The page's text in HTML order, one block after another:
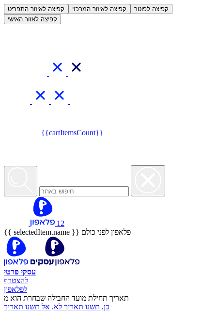
קפיצה לאיזור התפריט קפיצה לאיזור המרכזי
קפיצה לפוטר
קפיצה לאזור האישי
{{cartItemsCount}}
12
{{ selectedItem.name }} פלאפון לפני כולם
עסקי פרטי
להצטרף
לפלאפון
תאריך תחילת מועד החבילה שבחרת הוא מ
כן, תשנו תאריך לא, אל תשנו תאריך